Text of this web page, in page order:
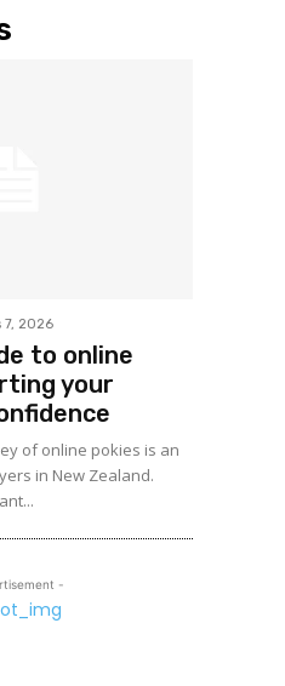
7, 2026
to online
your
of online pokies is an
in New Zealand.
-